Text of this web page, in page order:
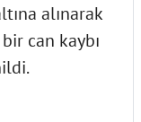
alınarak
can kaybı